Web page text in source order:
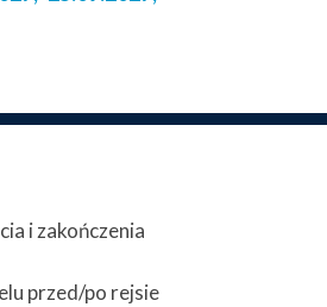
i zakończenia
przed/po rejsie